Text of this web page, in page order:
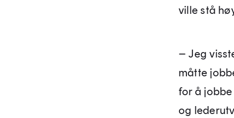
ville stå
– Jeg
måtte
for å
og